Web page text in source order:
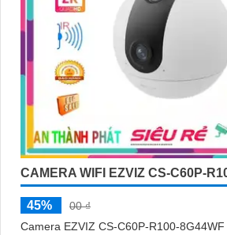
CAMERA WIFI EZVIZ CS-C60P-
45%
00 ₫
Camera EZVIZ CS-C60P-R100-